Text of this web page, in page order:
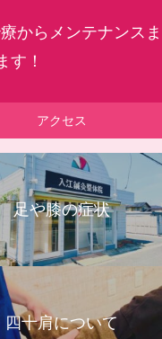
からメンテナンスま
す！
アクセス
足や膝の症状
四十肩について